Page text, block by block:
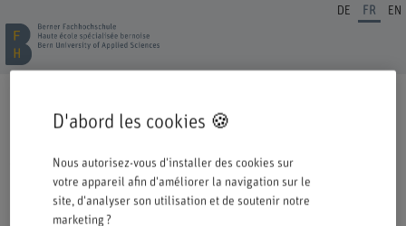
DE FR EN
Cordiale bienvenue à la BFH. Vous avez opté pour une formation ou un
Veuillez prendre connaissance des informations ci-dessous concernant le
processus d'inscription.
D'abord les cookies 🍪
Nous autorisez-vous d'installer des cookies sur
votre appareil afin d'améliorer la navigation sur le
site, d'analyser son utilisation et de soutenir notre
marketing ?